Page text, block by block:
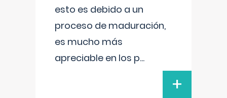
esto es debido a un
proceso de maduración,
es mucho más
apreciable en los p...
+